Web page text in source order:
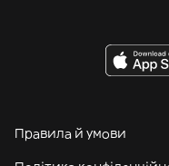
Правила й умови